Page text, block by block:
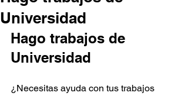
Universidad
Hago trabajos de
Universidad
¿Necesitas ayuda con tus trabajos